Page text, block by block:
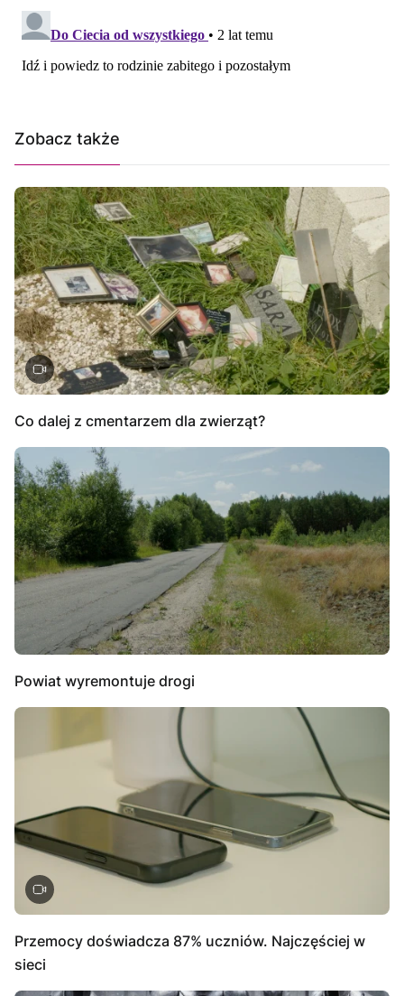
Zobacz także
Co dalej z cmentarzem dla zwierząt?
Powiat wyremontuje drogi
Przemocy doświadcza 87% uczniów. Najczęściej w
sieci